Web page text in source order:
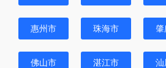
惠州市 珠海市 肇
佛山市 湛江市 汕